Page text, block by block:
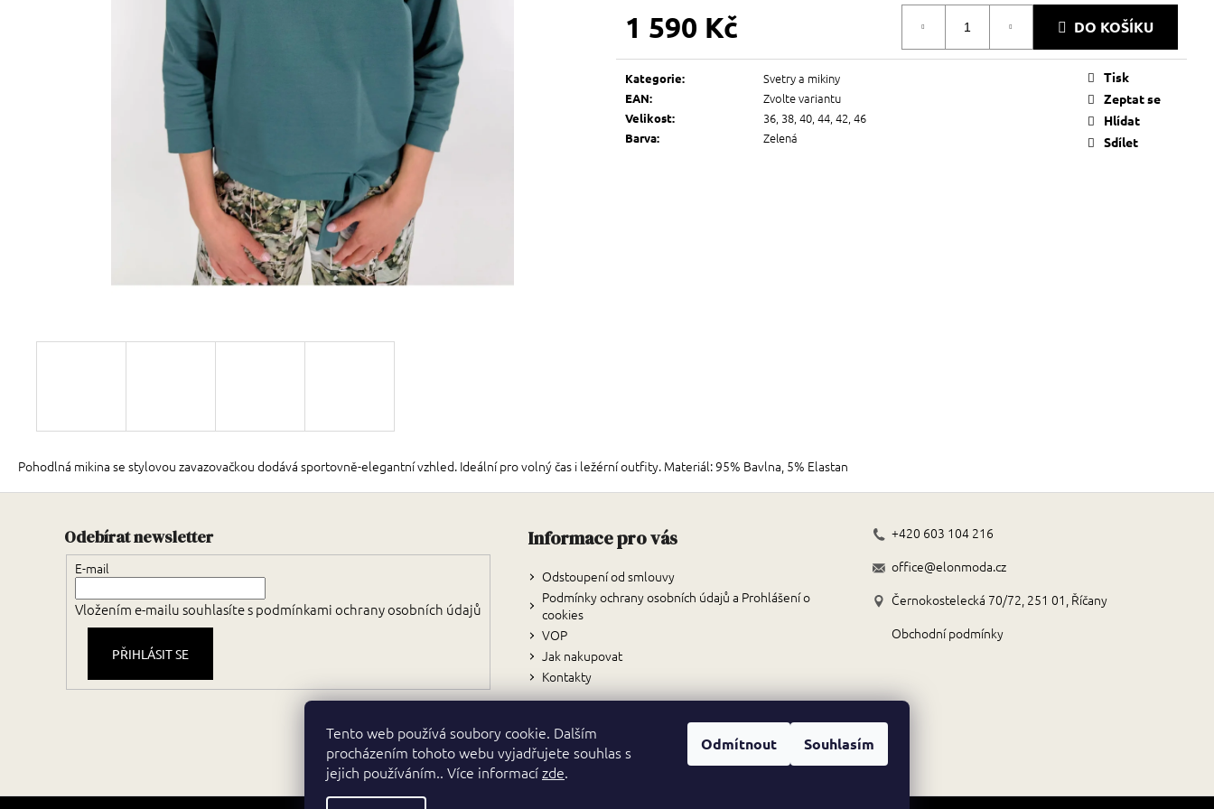
Tento web používá soubory cookie. Dalším
procházením tohoto webu vyjadřujete souhlas s
jejich používáním.. Více informacízde.
Odmítnout Souhlasím
1 590 Kč
cena:
DO KOŠÍKU
Kategorie: Svetry a mikiny
EAN: Zvolte variantu
Velikost: 36, 38, 40, 44, 42, 46
Barva: Zelená
Tisk
Zeptat se
Hlídat
Sdílet
Pohodlná mikina se stylovou zavazovačkou dodává sportovně-elegantní vzhled. Ideální pro volný čas i ležérní outfity. Materiál: 95% Bavlna, 5% Elastan
Odebírat newsletter
E-mail
Vložením e-mailu souhlasíte spodmínkami ochrany osobních údajů
PŘIHLÁSIT SE
Informace pro vás
Odstoupení od smlouvy
Podmínky ochrany osobních údajů a Prohlášení o
cookies
VOP
Jak nakupovat
Kontakty
+420 603 104 216
office@elonmoda.cz
Černokostelecká 70/72, 251 01, Říčany
Obchodní podmínky